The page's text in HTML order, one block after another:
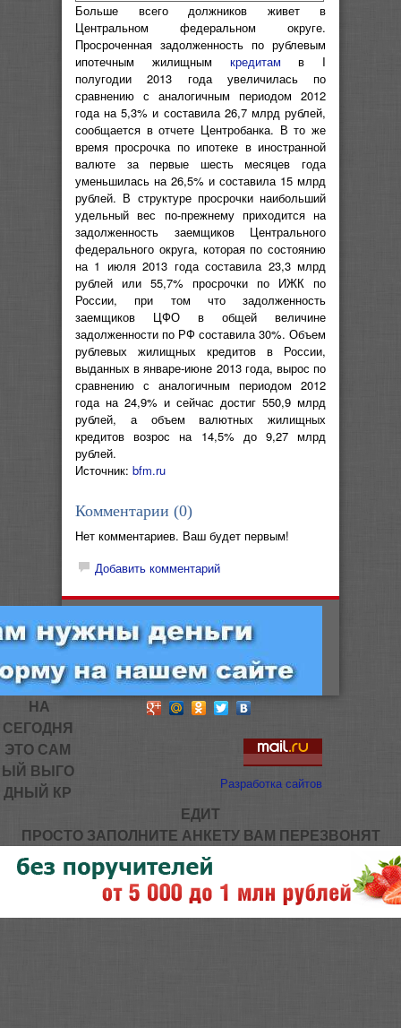
Больше всего должников живет в
Центральном федеральном округе.
Просроченная задолженность по рублевым
ипотечным жилищным кредитам в I
полугодии 2013 года увеличилась по
сравнению с аналогичным периодом 2012
года на 5,3% и составила 26,7 млрд рублей,
сообщается в отчете Центробанка. В то же
время просрочка по ипотеке в иностранной
валюте за первые шесть месяцев года
уменьшилась на 26,5% и составила 15 млрд
рублей. В структуре просрочки наибольший
удельный вес по-прежнему приходится на
задолженность заемщиков Центрального
федерального округа, которая по состоянию
на 1 июля 2013 года составила 23,3 млрд
рублей или 55,7% просрочки по ИЖК по
России, при том что задолженность
заемщиков ЦФО в общей величине
задолженности по РФ составила 30%. Объем
рублевых жилищных кредитов в России,
выданных в январе-июне 2013 года, вырос по
сравнению с аналогичным периодом 2012
года на 24,9% и сейчас достиг 550,9 млрд
рублей, а объем валютных жилищных
кредитов возрос на 14,5% до 9,27 млрд
рублей.
Источник: bfm.ru
Комментарии (0)
Нет комментариев. Ваш будет первым!
Добавить комментарий
Разработка сайтов
НА
СЕГОДНЯ
ЭТО САМ
ЫЙ ВЫГО
ДНЫЙ КР
ЕДИТ
ПРОСТО ЗАПОЛНИТЕ АНКЕТУ ВАМ ПЕРЕЗВОНЯТ